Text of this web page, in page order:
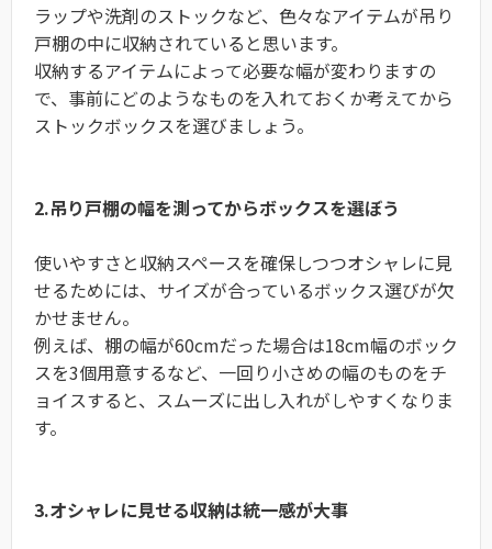
ラップや洗剤のストックなど、色々なアイテムが吊り
戸棚の中に収納されていると思います。
収納するアイテムによって必要な幅が変わりますの
で、事前にどのようなものを入れておくか考えてから
ストックボックスを選びましょう。
2.吊り戸棚の幅を測ってからボックスを選ぼう
使いやすさと収納スペースを確保しつつオシャレに見
せるためには、サイズが合っているボックス選びが欠
かせません。
例えば、棚の幅が60cmだった場合は18cm幅のボック
スを3個用意するなど、一回り小さめの幅のものをチ
ョイスすると、スムーズに出し入れがしやすくなりま
す。
3.オシャレに見せる収納は統一感が大事